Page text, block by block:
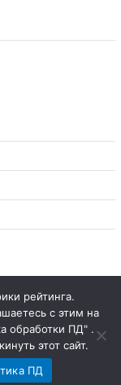
И
ThemeGrill
рейтинга.
с этим на
обработки ПД" .
этот сайт.
ПД